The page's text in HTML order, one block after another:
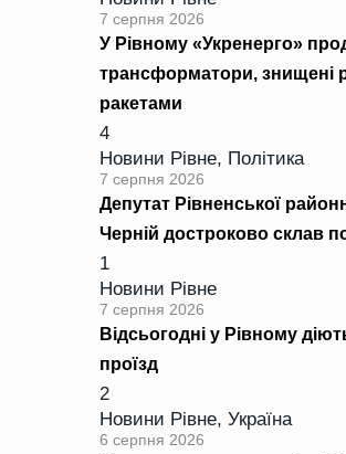
7 серпня 2026
У Рівному «Укренерго»
трансформатори, знищені
ракетами
4
Новини Рівне, Політика
7 серпня 2026
Депутат Рівненської
Черній достроково склав
1
Новини Рівне
7 серпня 2026
Відсьогодні у Рівному
проїзд
2
Новини Рівне, Україна
6 серпня 2026